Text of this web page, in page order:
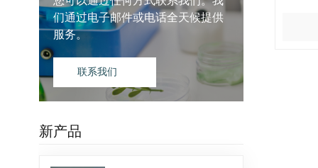
们通过电子邮件或电话全天候提供
服务。
联系我们
新产品